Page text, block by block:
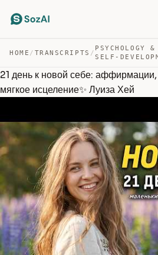
HOME / TRANSCRIPTS /
PSYCHOLOGY &
SELF-
21 день к новой себе:
мягкое исцеление✨ Луиза Хей